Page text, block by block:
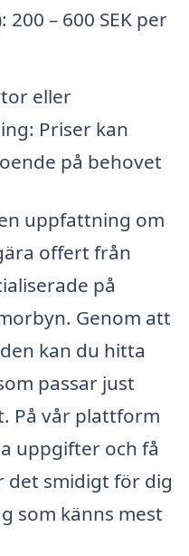
– 600 SEK per
eller
Priser kan
på behovet
uppfattning om
offert från
på
Genom att
kan du hitta
passar just
På vår plattform
uppgifter och få
det smidigt för dig
som känns mest